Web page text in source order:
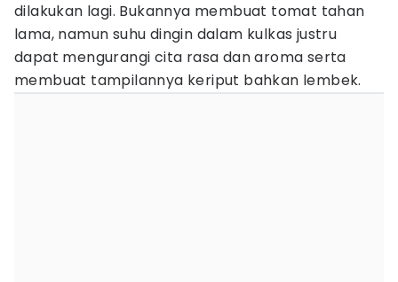
dilakukan lagi. Bukannya membuat tomat tahan
lama, namun suhu dingin dalam kulkas justru
dapat mengurangi cita rasa dan aroma serta
membuat tampilannya keriput bahkan lembek.